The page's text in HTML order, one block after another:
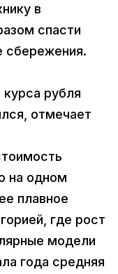
в
спасти
сбережения.
курса рубля
отмечает
на одном
плавное
где рост
модели
года средняя